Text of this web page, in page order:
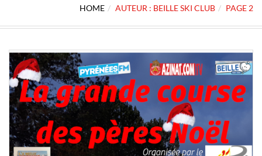
HOME AUTEUR : BEILLE SKI CLUB PAGE 2